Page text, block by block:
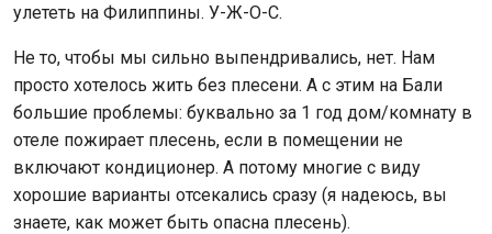
улететь на Филиппины. У-Ж-О-С.
Не то, чтобы мы сильно выпендривались, нет. Нам
просто хотелось жить без плесени. А с этим на Бали
большие проблемы: буквально за 1 год дом/комнату в
отеле пожирает плесень, если в помещении не
включают кондиционер. А потому многие с виду
хорошие варианты отсекались сразу (я надеюсь, вы
знаете, как может быть опасна плесень).